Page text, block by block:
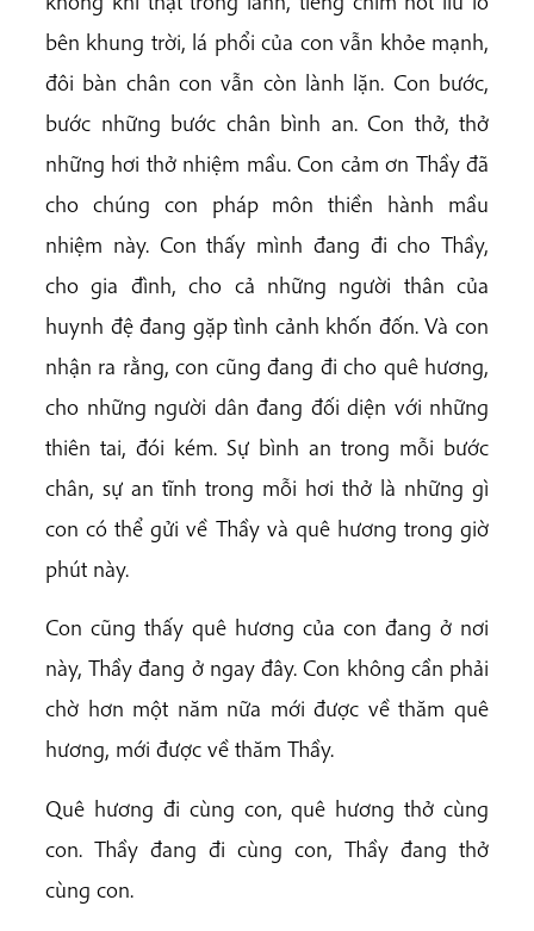
bên khung trời, lá phổi của con vẫn khỏe mạnh,
đôi bàn chân con vẫn còn lành lặn. Con bước,
bước những bước chân bình an. Con thở, thở
những hơi thở nhiệm mầu. Con cảm ơn Thầy đã
cho chúng con pháp môn thiền hành mầu
nhiệm này. Con thấy mình đang đi cho Thầy,
cho gia đình, cho cả những người thân của
huynh đệ đang gặp tình cảnh khốn đốn. Và con
nhận ra rằng, con cũng đang đi cho quê hương,
cho những người dân đang đối diện với những
thiên tai, đói kém. Sự bình an trong mỗi bước
chân, sự an tĩnh trong mỗi hơi thở là những gì
con có thể gửi về Thầy và quê hương trong giờ
phút này.
Con cũng thấy quê hương của con đang ở nơi
này, Thầy đang ở ngay đây. Con không cần phải
chờ hơn một năm nữa mới được về thăm quê
hương, mới được về thăm Thầy.
Quê hương đi cùng con, quê hương thở cùng
con. Thầy đang đi cùng con, Thầy đang thở
cùng con.